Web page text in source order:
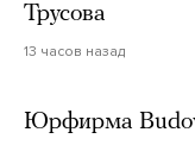
Трусова
13 часов назад
Юрфирма